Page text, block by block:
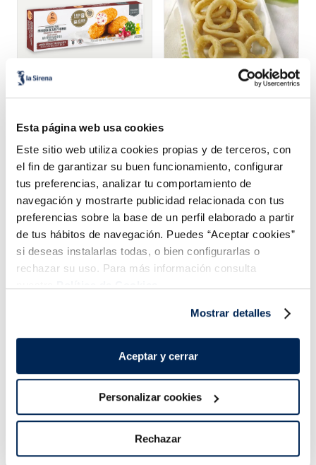
Esta página web usa cookies
Este sitio web utiliza cookies propias y de terceros, con
el fin de garantizar su buen funcionamiento, configurar
tus preferencias, analizar tu comportamiento de
navegación y mostrarte publicidad relacionada con tus
preferencias sobre la base de un perfil elaborado a partir
de tus hábitos de navegación. Puedes “Aceptar cookies”
si deseas instalarlas todas, o bien configurarlas o
rechazar su uso. Para más información consulta
Mostrar detalles
Aceptar y cerrar
Personalizar cookies
Rechazar
Sin gluten
Añadir
23,99 €
Añadir
¡Combínalo y hazte un menú de 10!